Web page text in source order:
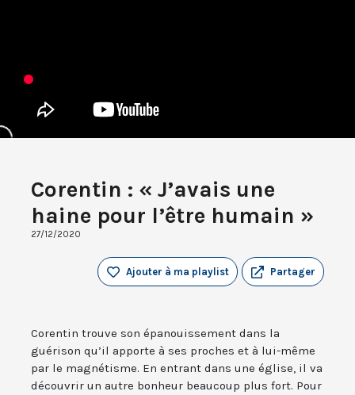
Corentin : « J’avais une
haine pour l’être humain »
27/12/2020
Partager
Ajouter à ma playlist
Corentin trouve son épanouissement dans la
guérison qu’il apporte à ses proches et à lui-même
par le magnétisme. En entrant dans une église, il va
découvrir un autre bonheur beaucoup plus fort. Pour